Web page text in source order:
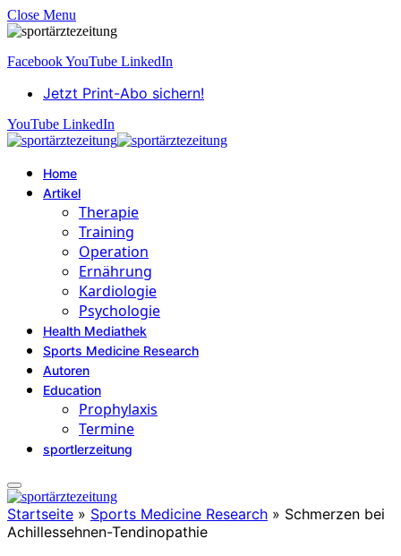
Close Menu
FacebookYouTube LinkedIn
Jetzt Print-Abo sichern!
YouTube LinkedIn
Home
Artikel
Therapie
Training
Operation
Ernährung
Kardiologie
Psychologie
Health Mediathek
Sports Medicine Research
Autoren
Education
Prophylaxis
Termine
sportlerzeitung
Startseite » Sports Medicine Research » Schmerzen bei
Achillessehnen-Tendinopathie